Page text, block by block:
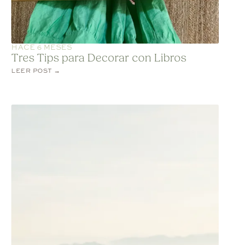
HACE 6 MESES
Tres Tips para Decorar con Libros
LEER POST →